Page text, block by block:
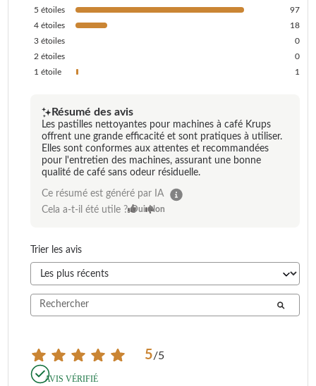
5 étoiles
97
4 étoiles
18
3 étoiles
0
2 étoiles
0
1 étoile 1
Résumé des avis
Les pastilles nettoyantes pour machines à café Krups
offrent une grande efficacité et sont pratiques à utiliser.
Elles sont conformes aux attentes et recommandées
pour l'entretien des machines, assurant une bonne
qualité de café sans odeur résiduelle.
Ce résumé est généré par IA
Cela a-t-il été utile ? Oui Non
Trier les avis
5/5
AVIS VÉRIFIÉ